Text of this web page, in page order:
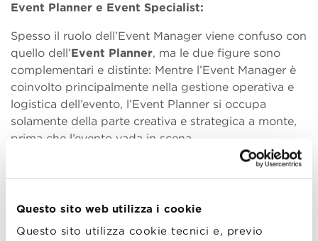
Questo sito web utilizza i cookie
Questo sito utilizza cookie tecnici e, previo
Event Planner e Event Specialist:
Spesso il ruolo dell’Event Manager viene confuso con
quello dell’Event Planner, ma le due figure sono
complementari e distinte: Mentre l’Event Manager è
coinvolto principalmente nella gestione operativa e
logistica dell’evento, l’Event Planner si occupa
solamente della parte creativa e strategica a monte,
prima che l’evento vada in scena.
Il lavoro dell’Event Planner consiste nell’immaginare
e progettare l’evento in tutte le sue sfaccettature: il
spazi. Il suo compito è curare la “vision” dell’evento,
in modo che rispecchi le esigenze del cliente. La sua